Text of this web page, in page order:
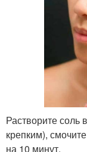
Растворите соль
крепким),
на 10 минут.